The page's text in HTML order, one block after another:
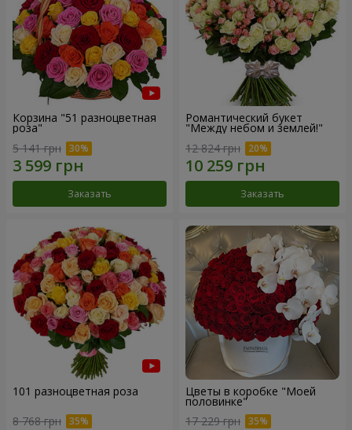
Корзина "51 разноцветная
роза"
5 141 грн
Заказать
Романтический букет
"Между небом и землей!"
12 824 грн
Заказать
101 разноцветная роза
8 768 грн
Цветы в коробке "Моей
половинке"
17 229 грн